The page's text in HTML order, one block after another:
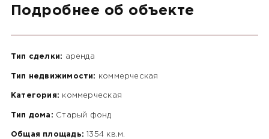
Подробнее об объекте
Тип сделки: аренда
Тип недвижимости: коммерческая
Категория: коммерческая
Тип дома: Старый фонд
Общая площадь: 1354 кв.м.